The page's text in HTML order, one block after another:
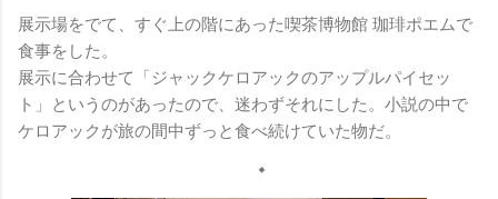
展示場をでて、すぐ上の階にあった喫茶博物館 珈琲ポエムで
食事をした。
展示に合わせて「ジャックケロアックのアップルパイセッ
ト」というのがあったので、迷わずそれにした。小説の中で
ケロアックが旅の間中ずっと食べ続けていた物だ。